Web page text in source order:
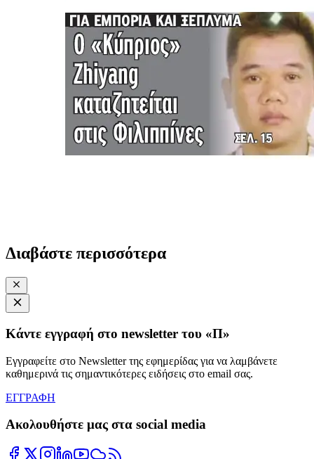
Διαβάστε περισσότερα
Κάντε εγγραφή στο newsletter του «Π»
Εγγραφείτε στο Newsletter της εφημερίδας για να λαμβάνετε
καθημερινά τις σημαντικότερες ειδήσεις στο email σας.
ΕΓΓΡΑΦΗ
Ακολουθήστε μας στα social media